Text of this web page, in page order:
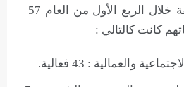
نظمت القوى المختلفة خلال الربع الأول من العام 57
كانت كالتالي :
والعمالية : 43 فعالية.